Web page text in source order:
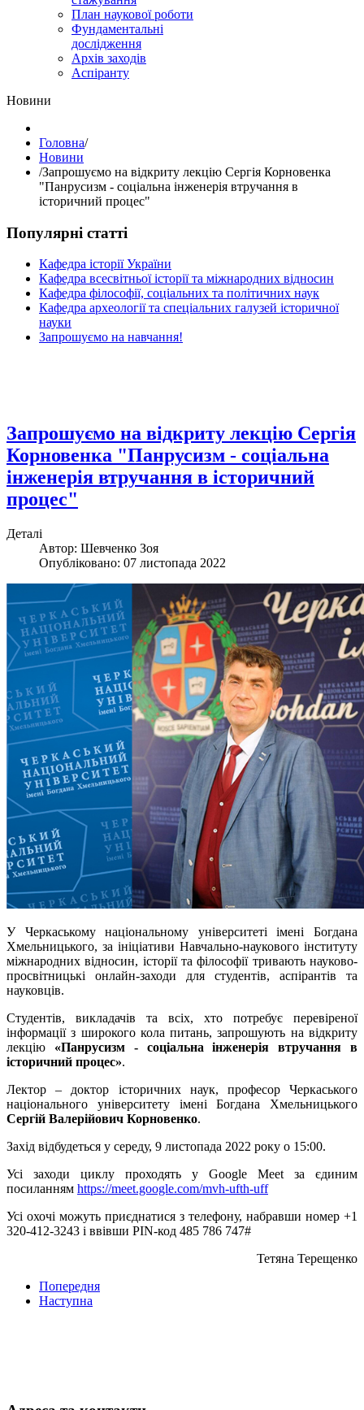
План наукової роботи
Фундаментальні
дослідження
Архів заходів
Аспіранту
Hовини
Головна/
Hовини
/Запрошуємо на відкриту лекцію Сергія Корновенка
"Панрусизм - соціальна інженерія втручання в
історичний процес"
Популярні статті
Кафедра історії України
Кафедра всесвітньої історії та міжнародних відносин
Кафедра філософії, соціальних та політичних наук
Кафедра археології та спеціальних галузей історичної
науки
Запрошуємо на навчання!
Запрошуємо на відкриту лекцію Сергія
Корновенка "Панрусизм - соціальна
інженерія втручання в історичний
процес"
Деталі
Автор: Шевченко Зоя
Опубліковано: 07 листопада 2022
У Черкаському національному університеті імені Богдана
Хмельницького, за ініціативи Навчально-наукового інституту
міжнародних відносин, історії та філософії тривають науково-
просвітницькі онлайн-заходи для студентів, аспірантів та
науковців.
Студентів, викладачів та всіх, хто потребує перевіреної
інформації з широкого кола питань, запрошують на відкриту
лекцію «Панрусизм - соціальна інженерія втручання в
історичний процес».
Лектор – доктор історичних наук, професор Черкаського
національного університету імені Богдана Хмельницького
Сергій Валерійович Корновенко.
Захід відбудеться у середу, 9 листопада 2022 року о 15:00.
Усі заходи циклу проходять у Google Meet за єдиним
посиланням https://meet.google.com/mvh-ufth-uff
Усі охочі можуть приєднатися з телефону, набравши номер +1
320-412-3243 і ввівши PIN-код 485 786 747#
Тетяна Терещенко
Попередня
Наступна